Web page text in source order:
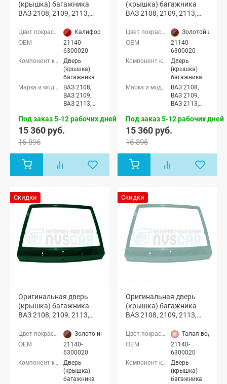
(крышка) багажника
ВАЗ 2108, 2109, 2113,
(Калифорнийский мак
190)
Калифорнийский мак (190 золотисто-красный)
21140-
6300020
Дверь
(крышка)
багажника
ВАЗ 2108,
ВАЗ 2109,
ВАЗ 2113,
Под заказ 5-12 рабочих дней
15 360 руб.
16 896
(крышка) багажника
ВАЗ 2108, 2109, 2113,
(Золотой лист 331)Золотой лист
21140-
6300020
Дверь
(крышка)
багажника
ВАЗ 2108,
ВАЗ 2109,
ВАЗ 2113,
Под заказ 5-12 рабочих дней
15 360 руб.
16 896
Скидки
Оригинальная дверь
(крышка) багажника
ВАЗ 2108, 2109, 2113,
(Золото инков 347)Золото инков (347 золотистый темно-зеленый)
21140-
6300020
Дверь
(крышка)
багажника
Скидки
Оригинальная дверь
(крышка) багажника
ВАЗ 2108, 2109, 2113,
(Талая вода 206) Талая вода
21140-
6300020
Дверь
(крышка)
багажника